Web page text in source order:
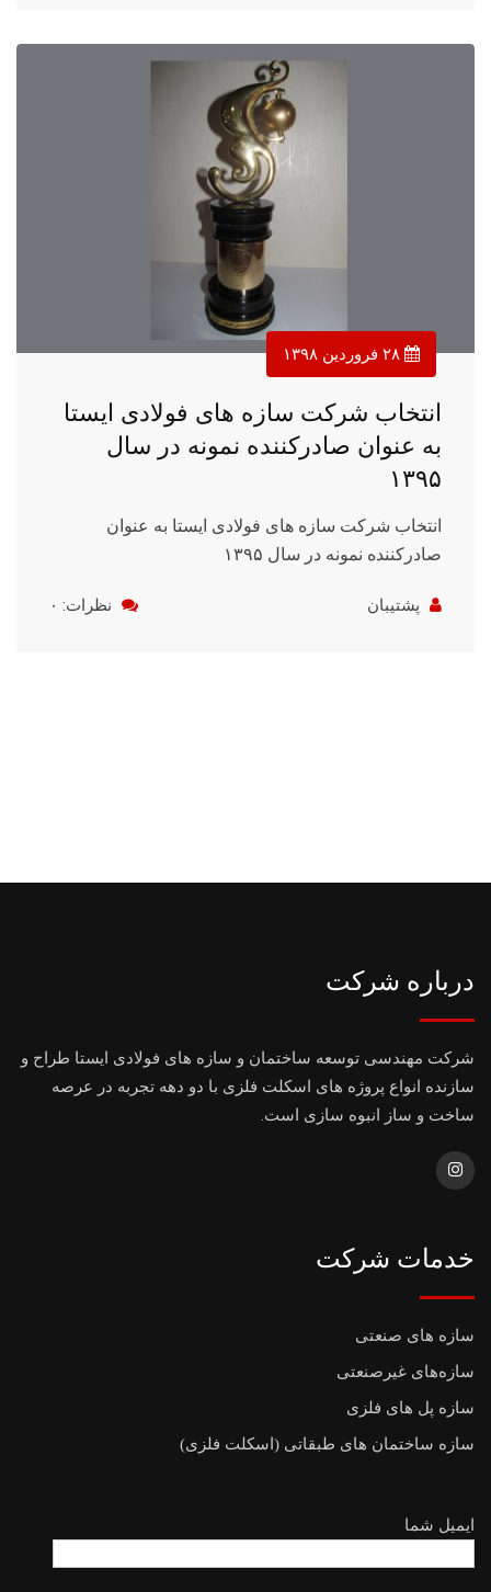
انتخاب شرکت سازه های فولادی ایستا
به عنوان صادرکننده نمونه در سال
۱۳۹۵
انتخاب شرکت سازه های فولادی ایستا به عنوان
صادرکننده نمونه در سال ۱۳۹۵
پشتیبان نظرات: ۰
درباره شرکت
شرکت مهندسی توسعه ساختمان و سازه های فولادی ایستا طراح و
سازنده انواع پروژه های اسکلت فلزی با دو دهه تجربه در عرصه
ساخت و ساز انبوه سازی است.
خدمات شرکت
سازه های صنعتی
سازه‌های غیرصنعتی
سازه پل های فلزی
سازه ساختمان های طبقاتی (اسکلت فلزی)
ایمیل شما